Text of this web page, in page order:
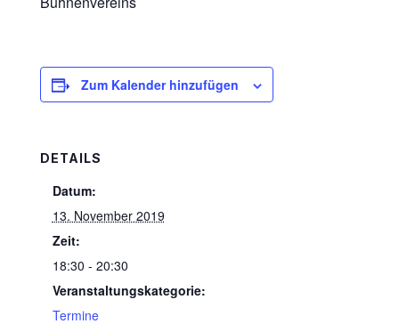
Zum Kalender hinzufügen
DETAILS
Datum:
13. November 2019
Zeit:
18:30 - 20:30
Veranstaltungskategorie:
Termine